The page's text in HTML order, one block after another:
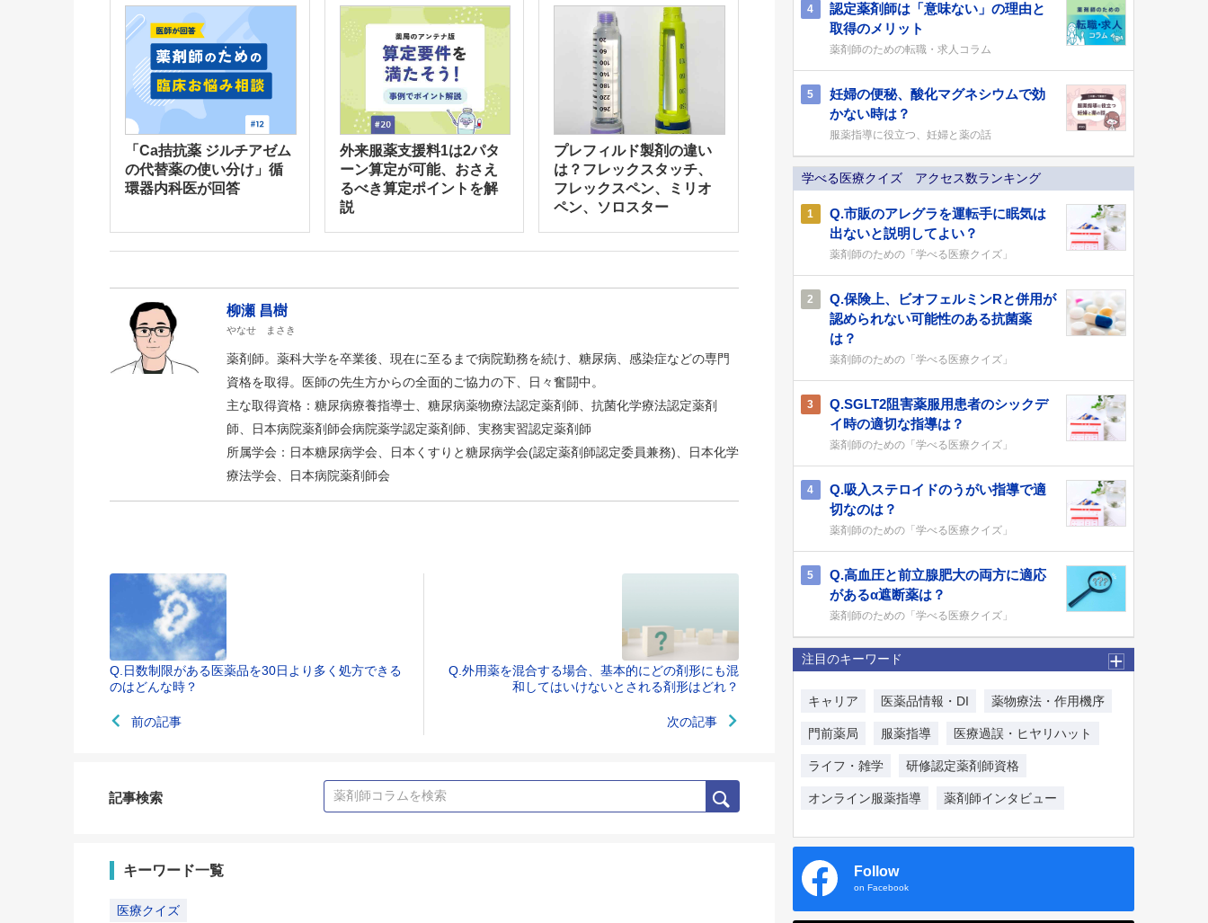
「Ca拮抗薬 ジルチアゼム
の代替薬の使い分け」循
環器内科医が回答
外来服薬支援料1は2パタ
ーン算定が可能、おさえ
るべき算定ポイントを解
説
プレフィルド製剤の違い
は？フレックスタッチ、
フレックスペン、ミリオ
ペン、ソロスター
柳瀬 昌樹
やなせ まさき
薬剤師。薬科大学を卒業後、現在に至るまで病院勤務を続け、糖尿病、感染症などの専門
資格を取得。医師の先生方からの全面的ご協力の下、日々奮闘中。
主な取得資格：糖尿病療養指導士、糖尿病薬物療法認定薬剤師、抗菌化学療法認定薬剤
師、日本病院薬剤師会病院薬学認定薬剤師、実務実習認定薬剤師
所属学会：日本糖尿病学会、日本くすりと糖尿病学会(認定薬剤師認定委員兼務)、日本化学
療法学会、日本病院薬剤師会
Q.日数制限がある医薬品を30日より多く処方できる
のはどんな時？
前の記事
Q.外用薬を混合する場合、基本的にどの剤形にも混
和してはいけないとされる剤形はどれ？
次の記事
記事検索
キーワード一覧
医療クイズ
4
認定薬剤師は「意味ない」の理由と
取得のメリット
薬剤師のための転職・求人コラム
5
妊婦の便秘、酸化マグネシウムで効
かない時は？
服薬指導に役立つ、妊婦と薬の話
学べる医療クイズ アクセス数ランキング
1
Q.市販のアレグラを運転手に眠気は
出ないと説明してよい？
薬剤師のための「学べる医療クイズ」
2
Q.保険上、ビオフェルミンRと併用が
認められない可能性のある抗菌薬
は？
薬剤師のための「学べる医療クイズ」
3
Q.SGLT2阻害薬服用患者のシックデ
イ時の適切な指導は？
薬剤師のための「学べる医療クイズ」
4
Q.吸入ステロイドのうがい指導で適
切なのは？
薬剤師のための「学べる医療クイズ」
5
Q.高血圧と前立腺肥大の両方に適応
があるα遮断薬は？
薬剤師のための「学べる医療クイズ」
注目のキーワード
キャリア 医薬品情報・DI 薬物療法・作用機序
門前薬局 服薬指導 医療過誤・ヒヤリハット
ライフ・雑学 研修認定薬剤師資格
オンライン服薬指導 薬剤師インタビュー
Follow
on Facebook